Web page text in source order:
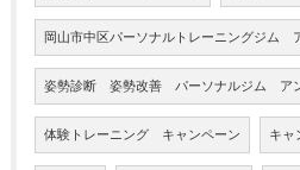
岡山市中区パーソナルトレーニングジム
姿勢診断 姿勢改善 パーソナルジム ア
体験トレーニング キャンペーン キャ